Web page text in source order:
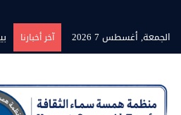
الجمعة, أغسطس 7 2026
آخر أخبارنا